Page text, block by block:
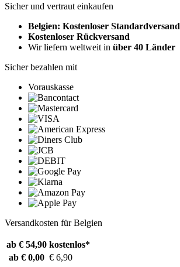
Sicher und vertraut einkaufen
Belgien: Kostenloser Standardversand
Kostenloser Rückversand
Wir liefern weltweit in über 40 Länder
Sicher bezahlen mit
Vorauskasse
Versandkosten für Belgien
ab € 54,90 kostenlos*
ab € 0,00 € 6,90